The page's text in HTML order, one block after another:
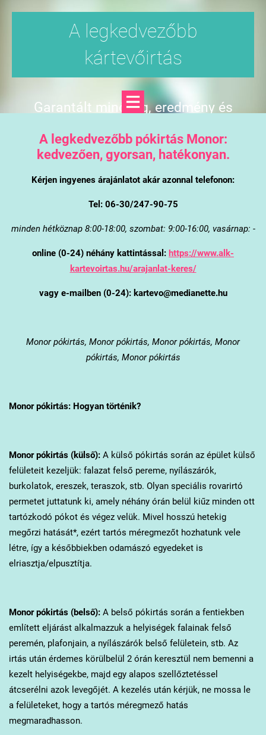
A legkedvezőbb
kártevőirtás
Garantált minőség, eredmény és
A legkedvezőbb pókirtás Monor:
kedvezően, gyorsan, hatékonyan.
Kérjen ingyenes árajánlatot akár azonnal telefonon:
Tel: 06-30/247-90-75
minden hétköznap 8:00-18:00, szombat: 9:00-16:00, vasárnap: -
online (0-24) néhány kattintással: https://www.alk-
kartevoirtas.hu/arajanlat-keres/
vagy e-mailben (0-24): kartevo@medianette.hu
Monorpókirtás, Monor pókirtás, Monor pókirtás, Monor
pókirtás, Monor pókirtás
Monorpókirtás: Hogyan történik?
Monorpókirtás (külső):A külső pókirtás során az épület külső
felületeit kezeljük: falazat felső pereme, nyílászárók,
burkolatok, ereszek, teraszok, stb. Olyan speciális rovarirtó
permetet juttatunk ki, amely néhány órán belül kiűz minden ott
tartózkodó pókot és végez velük. Mivel hosszú hetekig
megőrzi hatását*, ezért tartós méregmezőt hozhatunk vele
létre, így a későbbiekben odamászó egyedeket is
elriasztja/elpusztítja.
Monorpókirtás (belső): A belső pókirtás során a fentiekben
említett eljárást alkalmazzuk a helyiségek falainak felső
peremén, plafonjain, a nyílászárók belső felületein, stb. Az
irtás után érdemes körülbelül 2 órán keresztül nem bemenni a
kezelt helyiségekbe, majd egy alapos szellőztetéssel
átcserélni azok levegőjét. A kezelés után kérjük, ne mossa le
a felületeket, hogy a tartós méregmező hatás
megmaradhasson.